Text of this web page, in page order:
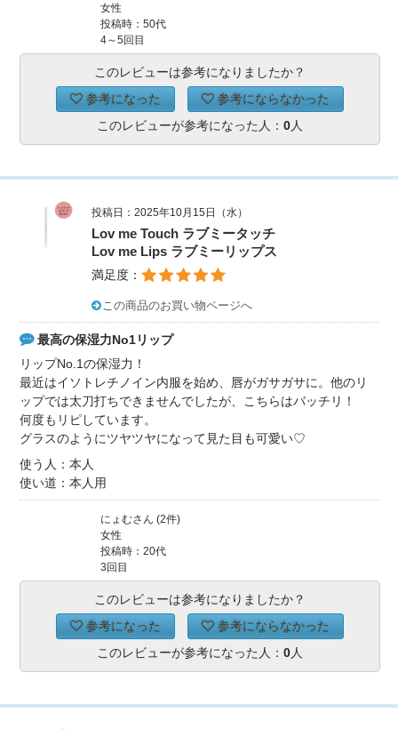
女性
投稿時：50代
4～5回目
このレビューは参考になりましたか？
参考になった
参考にならなかった
このレビューが参考になった人： 0人
投稿日：2025年10月15日（水）
Lov me Touch ラブミータッチ
Lov me Lips ラブミーリップス
満足度：
この商品のお買い物ページへ
最高の保湿力No1リップ
リップNo.1の保湿力！
最近はイソトレチノイン内服を始め、唇がガサガサに。他のリ
ップでは太刀打ちできませんでしたが、こちらはバッチリ！
何度もリピしています。
グラスのようにツヤツヤになって見た目も可愛い♡
使う人：本人
使い道：本人用
にょむさん (2件)
女性
投稿時：20代
3回目
このレビューは参考になりましたか？
参考になった
参考にならなかった
このレビューが参考になった人： 0人